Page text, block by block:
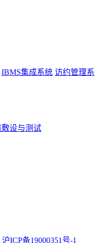
IBMS集成系统 访约管理系
设与测试
沪ICP备19000351号-1